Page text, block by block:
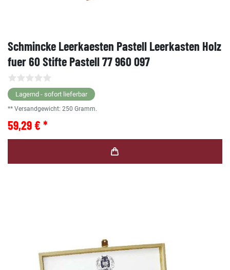
Schmincke Leerkaesten Pastell Leerkasten Holz
fuer 60 Stifte Pastell 77 960 097
Lagernd - sofort lieferbar
** Versandgewicht: 250 Gramm.
59,29 € *